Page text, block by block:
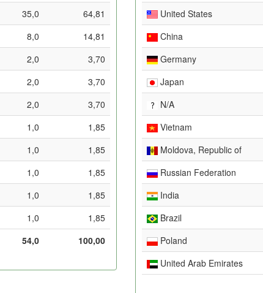
35,0
64,81
8,0
14,81
2,0
3,70
2,0
3,70
2,0
3,70
1,0
1,85
1,0
1,85
1,0
1,85
1,0
1,85
1,0
1,85
54,0
100,00
United States
China
Germany
Japan
N/A
Vietnam
Moldova, Republic of
Russian Federation
India
Brazil
Poland
United Arab Emirates